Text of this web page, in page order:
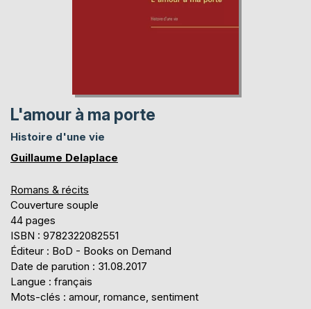
L'amour à ma porte
Histoire d'une vie
Guillaume Delaplace
Romans & récits
Couverture souple
44 pages
ISBN : 9782322082551
Éditeur : BoD - Books on Demand
Date de parution : 31.08.2017
Langue : français
Mots-clés : amour, romance, sentiment